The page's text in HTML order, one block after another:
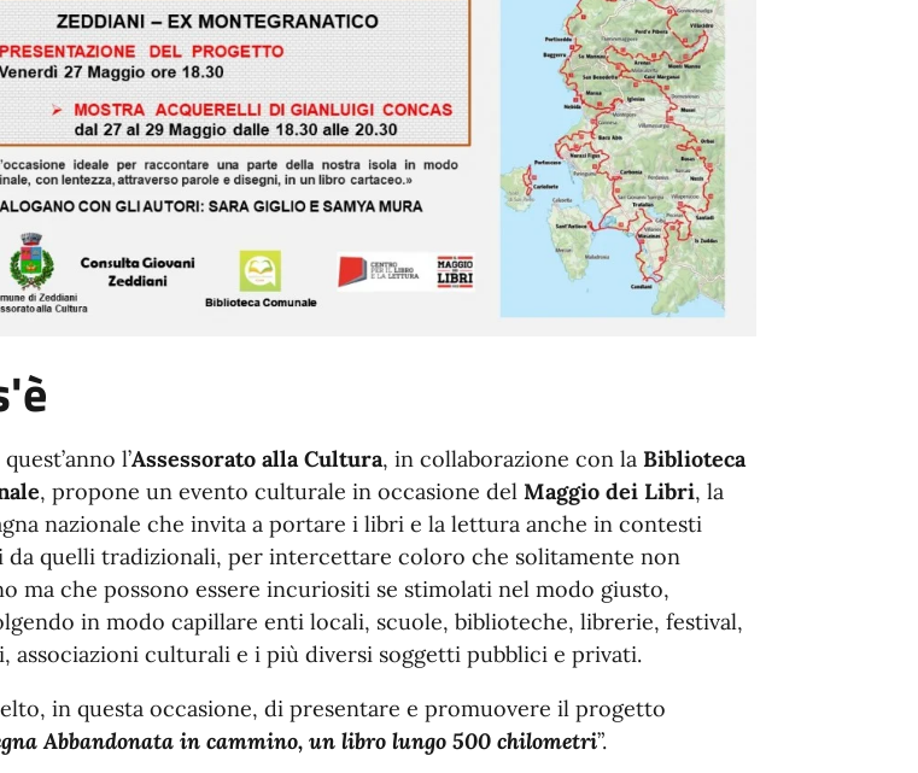
l’Assessorato alla Cultura, in collaborazione con la Biblioteca
, propone un evento culturale in occasione del Maggio dei Libri, la
nazionale che invita a portare i libri e la lettura anche in contesti
da quelli tradizionali, per intercettare coloro che solitamente non
ma che possono essere incuriositi se stimolati nel modo giusto,
in modo capillare enti locali, scuole, biblioteche, librerie, festival,
associazioni culturali e i più diversi soggetti pubblici e privati.
in questa occasione, di presentare e promuovere il progetto
Abbandonata in cammino, un libro lungo 500 chilometri”.